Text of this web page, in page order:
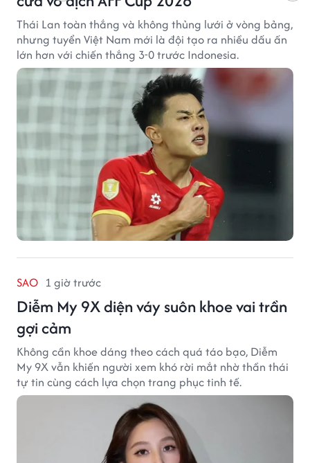
Thái Lan toàn thắng và không thủng lưới ở vòng bảng,
nhưng tuyển Việt Nam mới là đội tạo ra nhiều dấu ấn
lớn hơn với chiến thắng 3-0 trước Indonesia.
SAO 1 giờ trước
Diễm My 9X diện váy suôn khoe vai trần
gợi cảm
Không cần khoe dáng theo cách quá táo bạo, Diễm
My 9X vẫn khiến người xem khó rời mắt nhờ thần thái
tự tin cùng cách lựa chọn trang phục tinh tế.